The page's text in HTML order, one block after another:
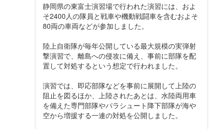
静岡県の東富士演習場で行われた演習には、およ
そ2400人の隊員と戦車や機動戦闘車を含むおよそ
80両の車両などが参加しました。
陸上自衛隊が毎年公開している最大規模の実弾射
撃演習で、離島への侵攻に備え、事前に部隊を配
置して対処するという想定で行われました。
演習では、即応部隊などを事前に展開して上陸の
阻止を図るほか、上陸されたあとは、水陸両用車
を備えた専門部隊やパラシュート降下部隊が海や
空から増援する一連の対処を公開しました。